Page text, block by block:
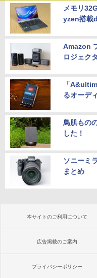
メモリ
yzen搭載
Amazon
ロジェク
「
るオーデ
鳥肌もの
した！
ソニーミ
まとめ
本サイトのご利用について
広告掲載のご案内
プライバシーポリシー